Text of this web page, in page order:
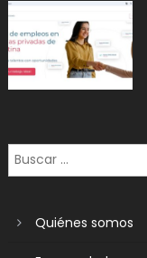
Quiénes somos